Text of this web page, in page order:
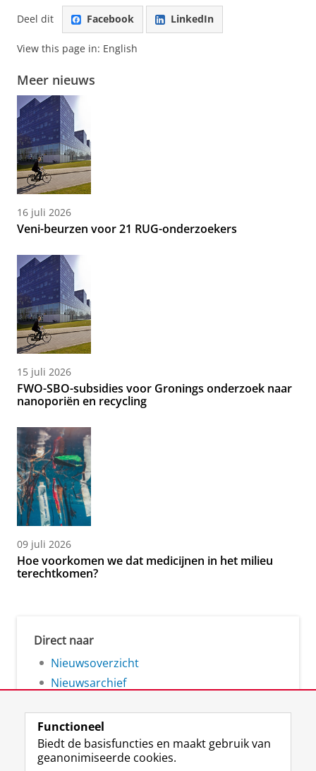
Deel dit Facebook LinkedIn
View this page in: English
Meer nieuws
16 juli 2026
Veni-beurzen voor 21 RUG-onderzoekers
15 juli 2026
FWO-SBO-subsidies voor Gronings onderzoek naar
nanoporiën en recycling
09 juli 2026
Hoe voorkomen we dat medicijnen in het milieu
terechtkomen?
Direct naar
Nieuwsoverzicht
Nieuwsarchief
Functioneel
Biedt de basisfuncties en maakt gebruik van
geanonimiseerde cookies.